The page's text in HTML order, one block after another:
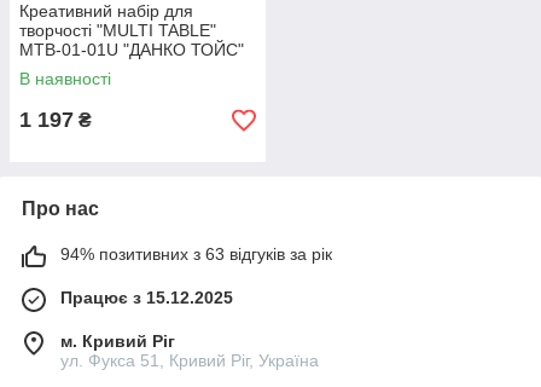
Креативний набір для
творчості "MULTI TABLE"
MTB-01-01U "ДАНКО ТОЙС"
В наявності
1 197 ₴
Про нас
94% позитивних з 63 відгуків за рік
Працює з 15.12.2025
м. Кривий Ріг
ул. Фукса 51, Кривий Ріг, Україна